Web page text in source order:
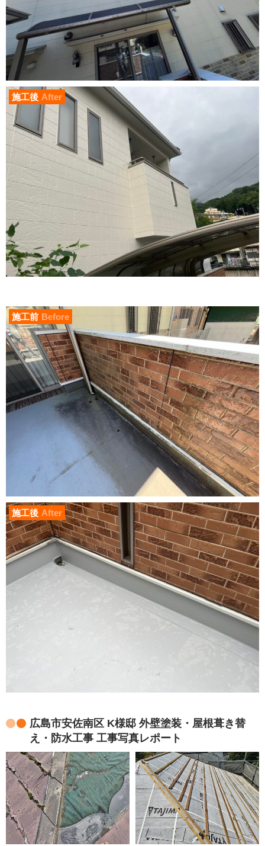
施工後 After
施工前 Before
施工後 After
広島市安佐南区 K様邸 外壁塗装・屋根葺き替
え・防水工事 工事写真レポート